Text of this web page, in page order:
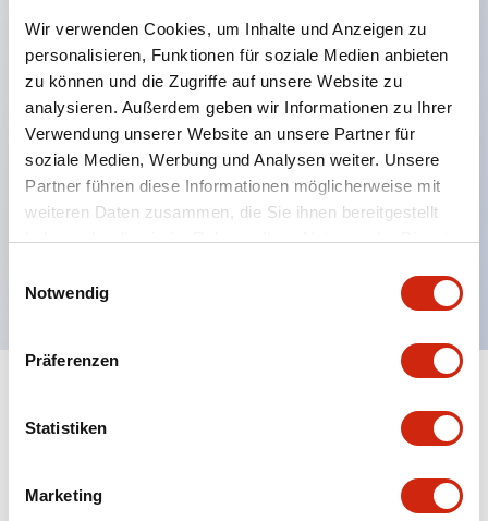
Wir verwenden Cookies, um Inhalte und Anzeigen zu
personalisieren, Funktionen für soziale Medien anbieten
zu können und die Zugriffe auf unsere Website zu
analysieren. Außerdem geben wir Informationen zu Ihrer
Verwendung unserer Website an unsere Partner für
soziale Medien, Werbung und Analysen weiter. Unsere
Partner führen diese Informationen möglicherweise mit
weiteren Daten zusammen, die Sie ihnen bereitgestellt
haben oder die sie im Rahmen Ihrer Nutzung der Dienste
Notwendig
Präferenzen
Statistiken
Marketing
Am besten geeignet als Ersatz für RM2/RY4
Relais.
Standardmäßig mit LED-Betriebsanzeige. Klare
Erkennung von AC- oder DC-Spule auf einen
Blick.
Maximale Kontaktkapazität: 5A (RN2), 3A (RN4).
+